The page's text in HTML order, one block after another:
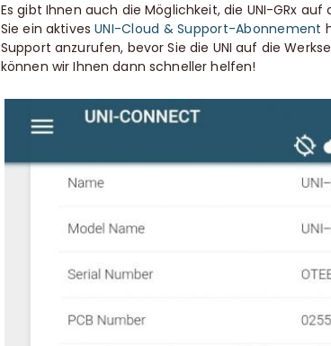
Es gibt Ihnen auch die Möglichkeit, die UNI-GRx
Sie ein aktivesUNI-Cloud & Support-Abonnement
Support anzurufen, bevor Sie die UNI auf die
können wir Ihnen dann schneller helfen!